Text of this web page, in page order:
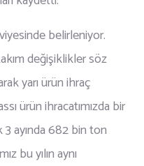
belirleniyor.
değişiklikler söz
yarı ürün ihraç
ürün ihracatımızda bir
3 ayında 682 bin ton
bu yılın aynı